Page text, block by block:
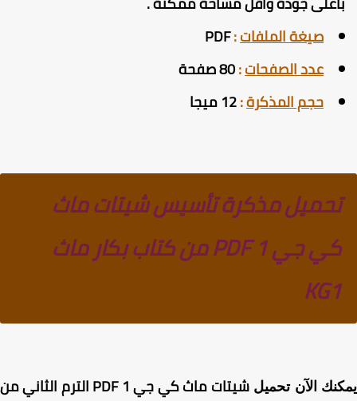
صيغة الملفات:
PDF
عدد الصفحات:80 صفحة
حجم المذكرة:12 ميجا
تحميل مذكرة تأسيس شيتات ماث
كي جي 1 PDF من كتاب بكار ماث
KG1
الآن تحميل
شيتات ماث كي جي 1 PDF الترم الثاني من